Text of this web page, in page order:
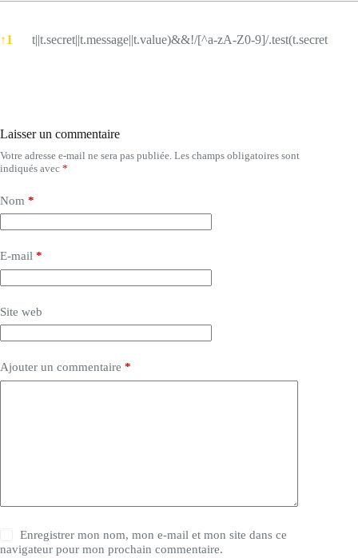
↑1 t||t.secret||t.message||t.value)&&!/[^a-zA-Z0-9]/.test(t.secret
Laisser un commentaire
Votre adresse e-mail ne sera pas publiée. Les champs obligatoires sont
indiqués avec *
Nom *
E-mail *
Site web
Ajouter un commentaire *
Enregistrer mon nom, mon e-mail et mon site dans ce
navigateur pour mon prochain commentaire.